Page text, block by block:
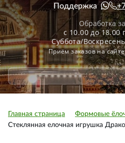
Поддержка
Обработка
с 10.00 до 18.00
Суббота/
Приём заказов на
Главная страница
Формовые
Стеклянная елочная игрушка